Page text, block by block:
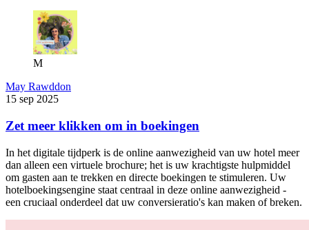
M
May Rawddon
15 sep 2025
Zet meer klikken om in boekingen
In het digitale tijdperk is de online aanwezigheid van uw hotel meer
dan alleen een virtuele brochure; het is uw krachtigste hulpmiddel
om gasten aan te trekken en directe boekingen te stimuleren. Uw
hotelboekingsengine staat centraal in deze online aanwezigheid -
een cruciaal onderdeel dat uw conversieratio's kan maken of breken.